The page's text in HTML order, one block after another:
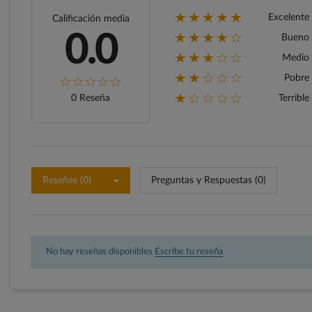
Calificación media
0.0
0 Reseña
★★★★★ Excelente
★★★★☆ Bueno
★★★☆☆ Medio
★★☆☆☆ Pobre
★☆☆☆☆ Terrible
Reseñas (0) Preguntas y Respuestas (0)
No hay reseñas disponibles Escribe tu reseña